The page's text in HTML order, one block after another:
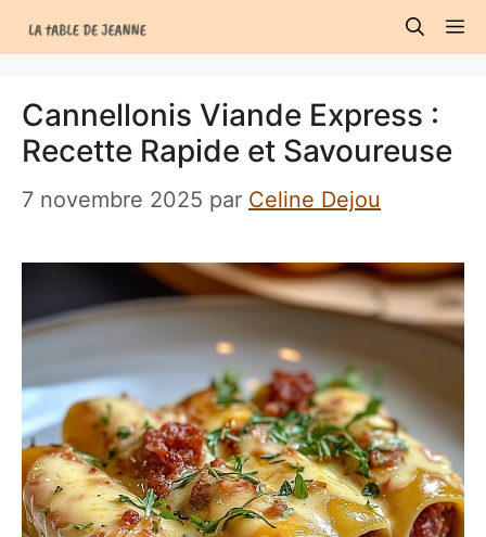
au
Cannellonis Viande Express :
Recette Rapide et Savoureuse
7 novembre 2025 par Celine Dejou